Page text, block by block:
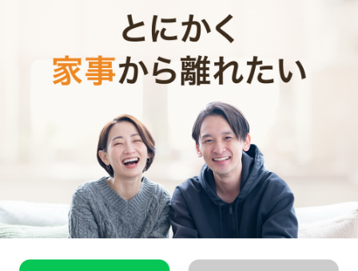
お財布と心が笑顔になるクラウド家事代行
CaSy（カジー）のご案内